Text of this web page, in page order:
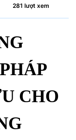
281 lượt xem
CHO